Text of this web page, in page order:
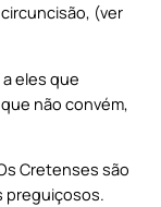
(ver
eles que
não convém,
Cretenses são
preguiçosos.